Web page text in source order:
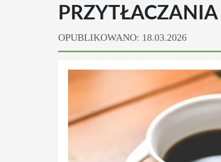
PRZYTŁACZANIA
OPUBLIKOWANO: 18.03.2026